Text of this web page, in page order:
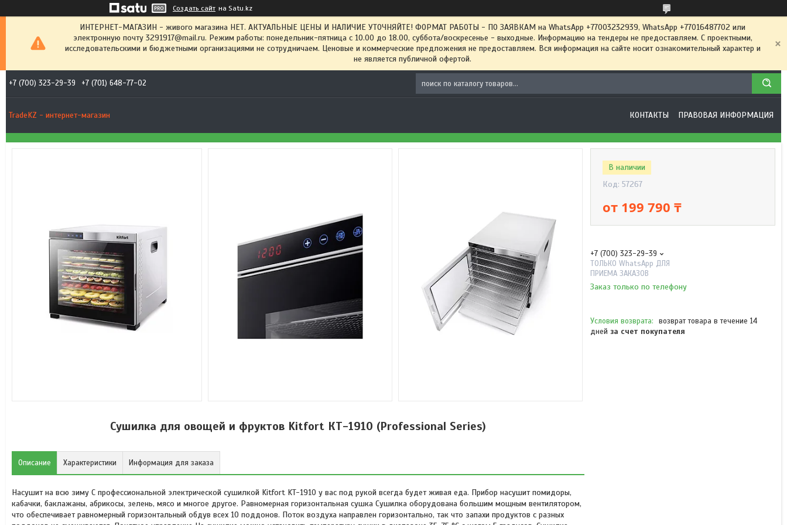
Создать сайт на Satu.kz
ИНТЕРНЕТ-МАГАЗИН - живого магазина НЕТ. АКТУАЛЬНЫЕ ЦЕНЫ И НАЛИЧИЕ УТОЧНЯЙТЕ! ФОРМАТ РАБОТЫ - ПО ЗАЯВКАМ на WhatsApp +77003232939, WhatsApp +77016487702 или
электронную почту 3291917@mail.ru. Режим работы: понедельник-пятница с 10.00 до 18.00, суббота/воскресенье - выходные. Информацию на тендеры не предоставляем. С проектными,
исследовательскими и бюджетными организациями не сотрудничаем. Ценовые и коммерческие предложения не предоставляем. Вся информация на сайте носит ознакомительный характер и
не является публичной офертой.
+7 (700) 323-29-39 +7 (701) 648-77-02
TradeKZ - интернет-магазин КОНТАКТЫ ПРАВОВАЯ ИНФОРМАЦИЯ
Сушилка для овощей и фруктов Kitfort КТ-1910 (Professional Series)
Описание Характеристики Информация для заказа
Насушит на всю зиму С профессиональной электрической сушилкой Kitfort KT-1910 у вас под рукой всегда будет живая еда. Прибор насушит помидоры,
кабачки, баклажаны, абрикосы, зелень, мясо и многое другое. Равномерная горизонтальная сушка Сушилка оборудована большим мощным вентилятором,
что обеспечивает равномерный горизонтальный обдув всех 10 поддонов. Поток воздуха направлен горизонтально, так что запахи продуктов с разных
В наличии
Код: 57267
от 199 790 ₸
+7 (700) 323-29-39
ТОЛЬКО WhatsApp ДЛЯ
ПРИЕМА ЗАКАЗОВ
Заказ только по телефону
возврат товара в течение 14
дней за счет покупателя